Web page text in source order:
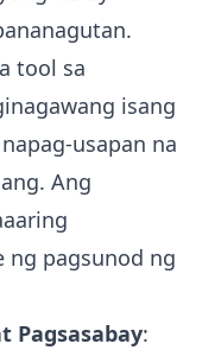
tool sa
isang
usapan na
Ang
ng pagsunod ng
Pagsasabay: